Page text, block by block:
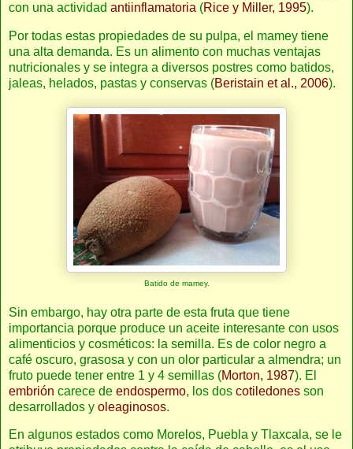
con una actividad antiinflamatoria (Rice y Miller, 1995).
Por todas estas propiedades de su pulpa, el mamey tiene
una alta demanda. Es un alimento con muchas ventajas
nutricionales y se integra a diversos postres como batidos,
jaleas, helados, pastas y conservas (Beristain et al., 2006).
Batido de mamey.
Sin embargo, hay otra parte de esta fruta que tiene
importancia porque produce un aceite interesante con usos
alimenticios y cosméticos: la semilla. Es de color negro a
café oscuro, grasosa y con un olor particular a almendra; un
fruto puede tener entre 1 y 4 semillas (Morton, 1987). El
embrión carece de endospermo, los dos cotiledones son
desarrollados y oleaginosos.
En algunos estados como Morelos, Puebla y Tlaxcala, se le